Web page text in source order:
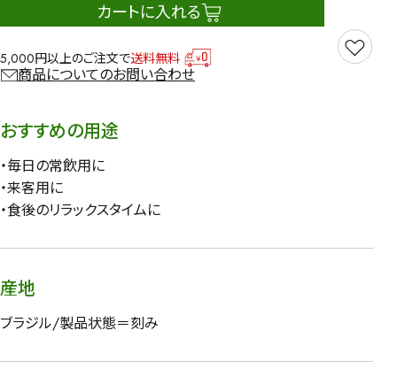
カートに入れる
5,000円以上のご注文で送料無料
商品についてのお問い合わせ
おすすめの用途
・毎日の常飲用に
・来客用に
・食後のリラックスタイムに
産地
ブラジル/製品状態＝刻み